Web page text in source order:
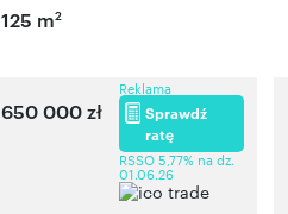
125 m2
650 000 zł
Reklama
Sprawdź
ratę
RSSO 5,77% na dz.
01.06.26